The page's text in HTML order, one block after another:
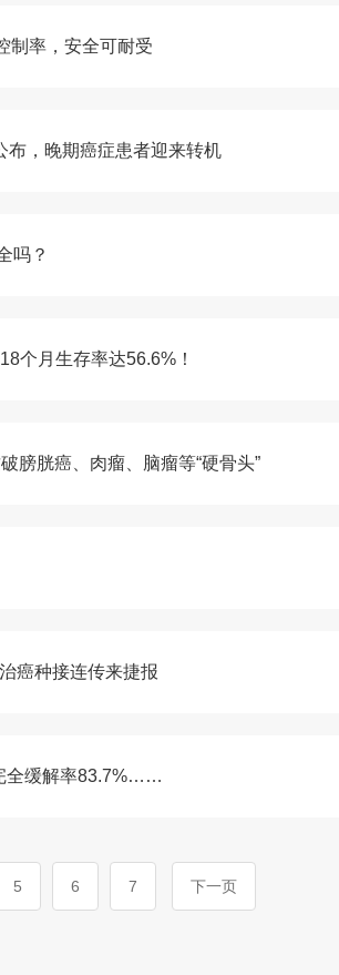
制率，安全可耐受
布，晚期癌症患者迎来转机
吗？
个月生存率达56.6%！
膀胱癌、肉瘤、脑瘤等“硬骨头”
癌种接连传来捷报
全缓解率83.7%……
5 6 7 下一页